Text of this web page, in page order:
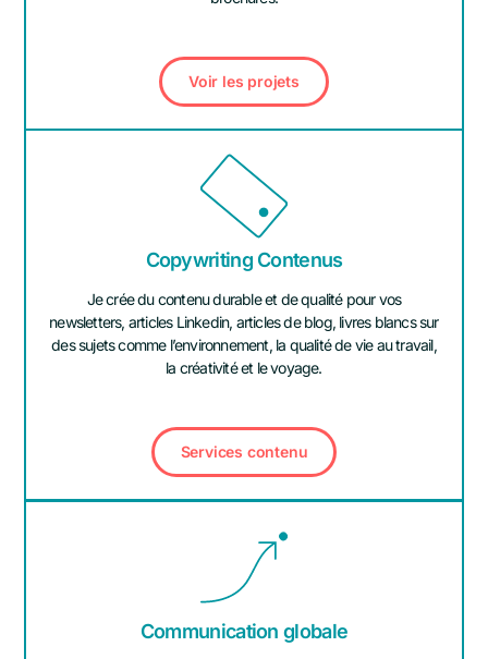
Voir les projets
Copywriting Contenus
Je crée du contenu durable et de qualité pour vos
newsletters, articles Linkedin, articles de blog, livres blancs sur
des sujets comme l’environnement, la qualité de vie au travail,
la créativité et le voyage.
Services contenu
Communication globale